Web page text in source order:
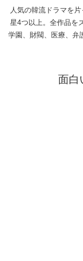
人気の韓流ドラマを
星4つ以上。全作品を
学園、財閥、医療、弁
面白